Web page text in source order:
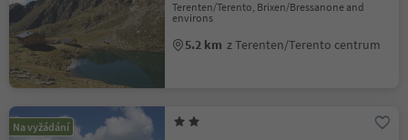
Terenten/Terento, Brixen/Bressanone and
environs
5.2 km z Terenten/Terento centrum
Na vyžádání